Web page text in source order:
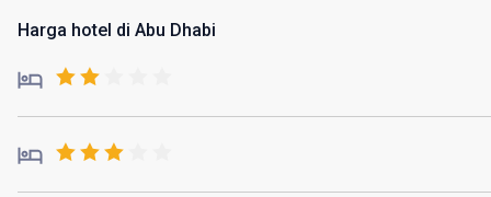
Harga hotel di Abu Dhabi